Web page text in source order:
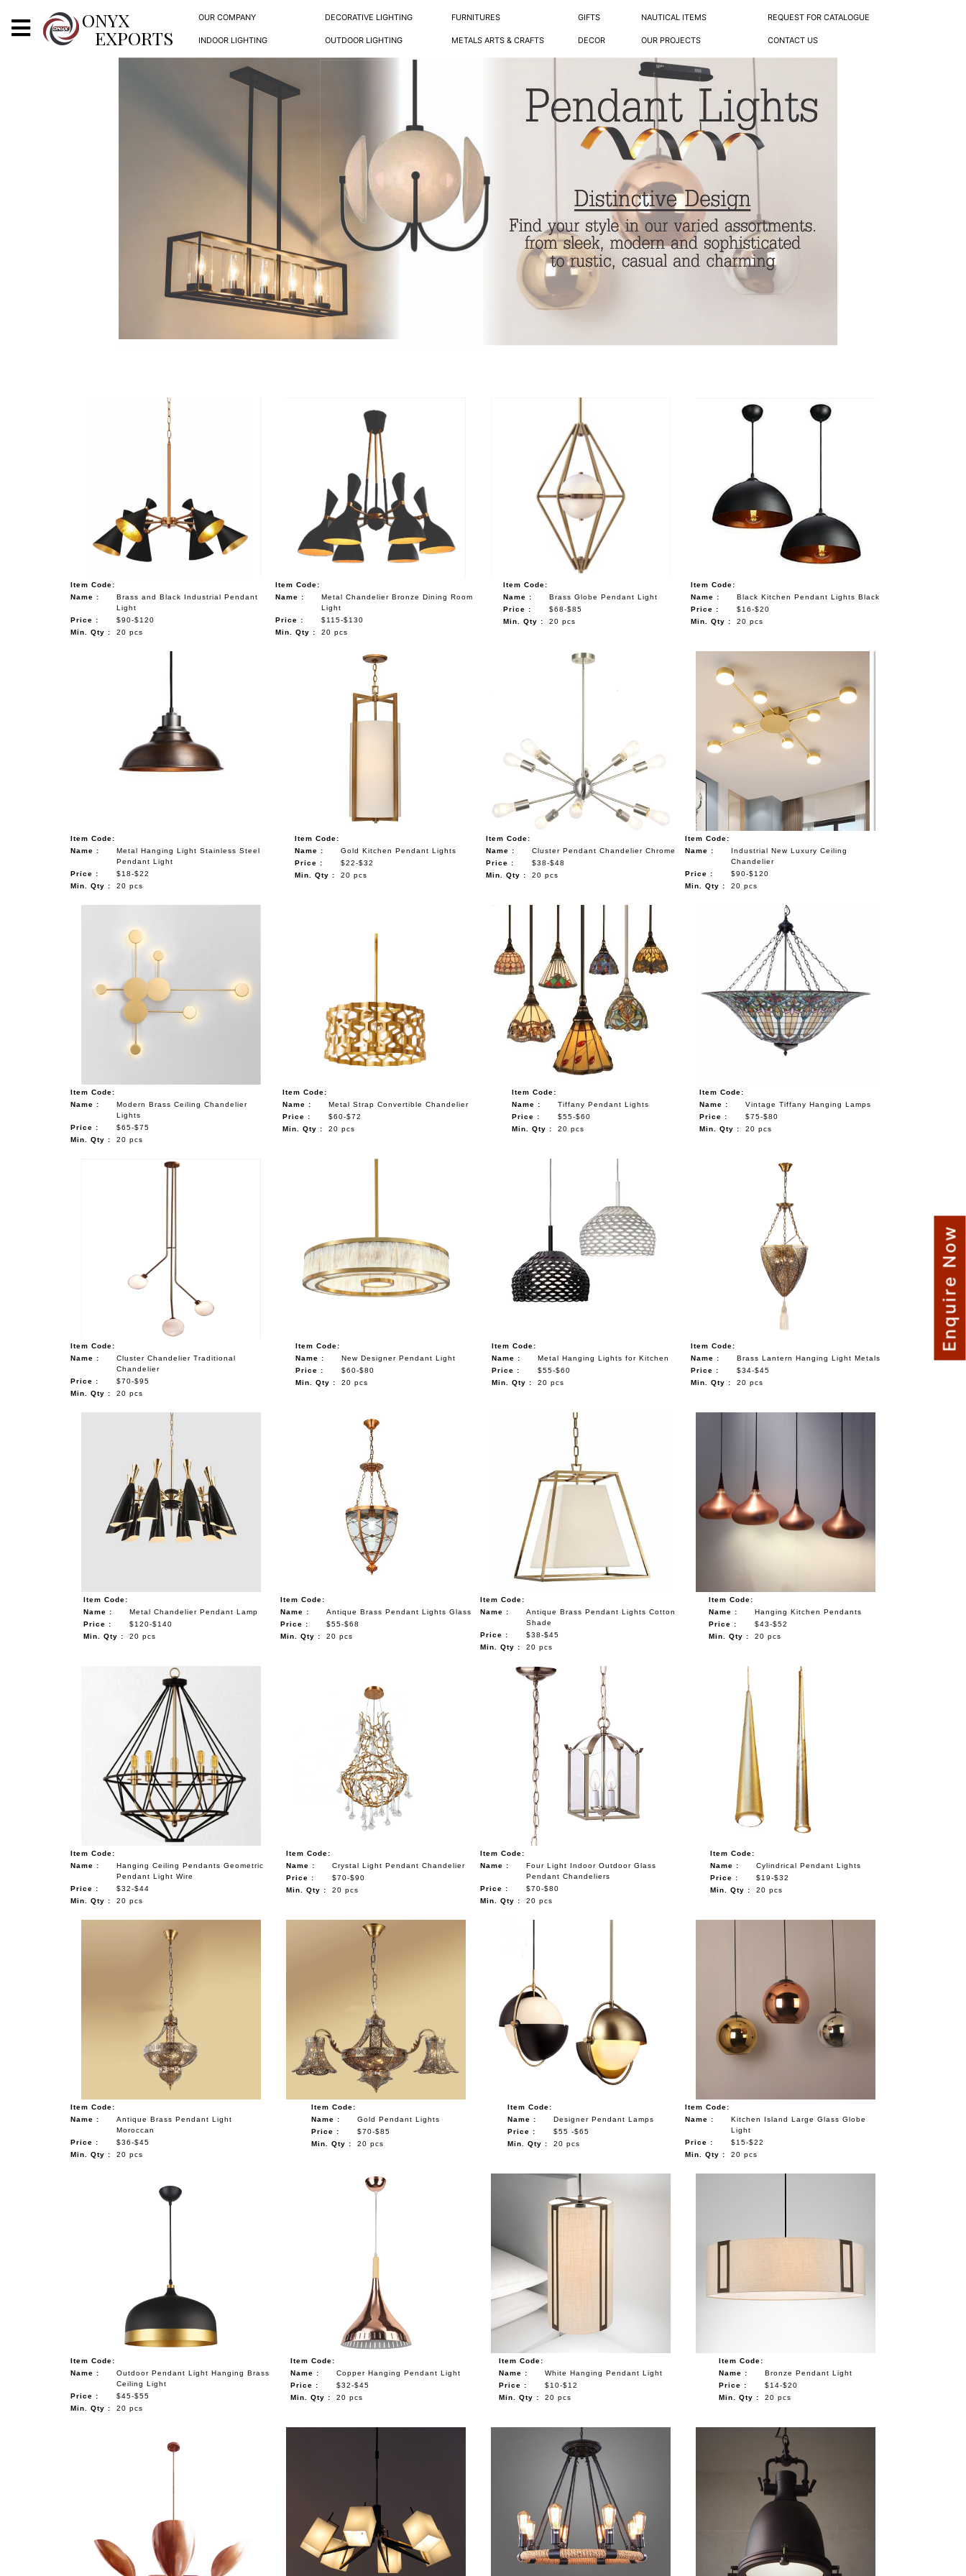
ONYX
EXPORTS
OUR COMPANY DECORATIVE LIGHTING FURNITURES GIFTS NAUTICAL ITEMS REQUEST FOR CATALOGUE
INDOOR LIGHTING OUTDOOR LIGHTING METALS ARTS & CRAFTS DECOR OUR PROJECTS CONTACT US
X
ONYX
Item Code:
Name :
Brass and Black Industrial Pendant
Light
Price :
$90-$120
Min. Qty :
20 pcs
Item Code:
Name :
Metal Chandelier Bronze Dining Room
Light
Price :
$115-$130
Min. Qty :
20 pcs
Item Code:
Name :
Brass Globe Pendant Light
Price :
$68-$85
Min. Qty :
20 pcs
Item Code:
Name :
Black Kitchen Pendant Lights Black
Price :
$16-$20
Min. Qty :
20 pcs
Item Code:
Name :
Metal Hanging Light Stainless Steel
Pendant Light
Price :
$18-$22
Min. Qty :
20 pcs
Item Code:
Name :
Gold Kitchen Pendant Lights
Price :
$22-$32
Min. Qty :
20 pcs
Item Code:
Name :
Cluster Pendant Chandelier Chrome
Price :
$38-$48
Min. Qty :
20 pcs
Item Code:
Name :
Industrial New Luxury Ceiling
Chandelier
Price :
$90-$120
Min. Qty :
20 pcs
Item Code:
Name :
Modern Brass Ceiling Chandelier
Lights
Price :
$65-$75
Min. Qty :
20 pcs
Item Code:
Name :
Metal Strap Convertible Chandelier
Price :
$60-$72
Min. Qty :
20 pcs
Item Code:
Name :
Tiffany Pendant Lights
Price :
$55-$60
Min. Qty :
20 pcs
Item Code:
Name :
Vintage Tiffany Hanging Lamps
Price :
$75-$80
Min. Qty :
20 pcs
Item Code:
Name :
Cluster Chandelier Traditional
Chandelier
Price :
$70-$95
Min. Qty :
20 pcs
Item Code:
Name :
New Designer Pendant Light
Price :
$60-$80
Min. Qty :
20 pcs
Item Code:
Name :
Metal Hanging Lights for Kitchen
Price :
$55-$60
Min. Qty :
20 pcs
Item Code:
Name :
Brass Lantern Hanging Light Metals
Price :
$34-$45
Min. Qty :
20 pcs
Item Code:
Name :
Metal Chandelier Pendant Lamp
Price :
$120-$140
Min. Qty :
20 pcs
Item Code:
Name :
Antique Brass Pendant Lights Glass
Price :
$55-$68
Min. Qty :
20 pcs
Item Code:
Name :
Antique Brass Pendant Lights Cotton
Shade
Price :
$38-$45
Min. Qty :
20 pcs
Item Code:
Name :
Hanging Kitchen Pendants
Price :
$43-$52
Min. Qty :
20 pcs
Item Code:
Name :
Hanging Ceiling Pendants Geometric
Pendant Light Wire
Price :
$32-$44
Min. Qty :
20 pcs
Item Code:
Name :
Crystal Light Pendant Chandelier
Price :
$70-$90
Min. Qty :
20 pcs
Item Code:
Name :
Four Light Indoor Outdoor Glass
Pendant Chandeliers
Price :
$70-$80
Min. Qty :
20 pcs
Item Code:
Name :
Cylindrical Pendant Lights
Price :
$19-$32
Min. Qty :
20 pcs
Item Code:
Name :
Antique Brass Pendant Light
Moroccan
Price :
$36-$45
Min. Qty :
20 pcs
Item Code:
Name :
Gold Pendant Lights
Price :
$70-$85
Min. Qty :
20 pcs
Item Code:
Name :
Designer Pendant Lamps
Price :
$55 -$65
Min. Qty :
20 pcs
Item Code:
Name :
Kitchen Island Large Glass Globe
Light
Price :
$15-$22
Min. Qty :
20 pcs
Item Code:
Name :
Outdoor Pendant Light Hanging Brass
Ceiling Light
Price :
$45-$55
Min. Qty :
20 pcs
Item Code:
Name :
Copper Hanging Pendant Light
Price :
$32-$45
Min. Qty :
20 pcs
Item Code:
Name :
White Hanging Pendant Light
Price :
$10-$12
Min. Qty :
20 pcs
Item Code:
Name :
Bronze Pendant Light
Price :
$14-$20
Min. Qty :
20 pcs
Enquire Now